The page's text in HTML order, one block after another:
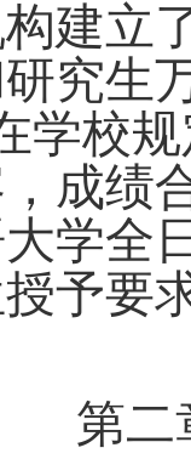
建立
究生
学校
成绩
学全
予要
第二